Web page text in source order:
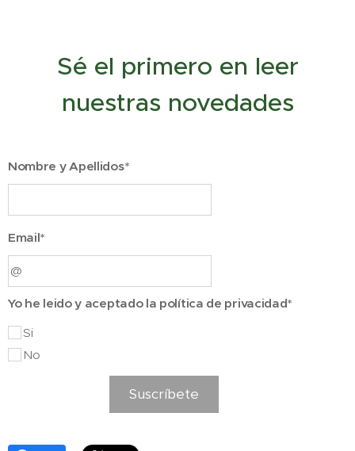
Sé el primero en leer
nuestras novedades
Nombre y Apellidos*
Email*
Yo he leido y aceptado la política de privacidad*
Si
No
Suscríbete